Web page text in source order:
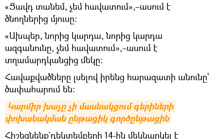
«Ցավդ տանեմ, չեմ հավատում»,–ասում է
ծնողներից մյուսը։
«Ախպեր, նորից կարդա, նորից կարդա
ազգանունը, չեմ հավատում»,–ասում է
տղամարդկանցից մեկը։
Հավաքվածները լսելով իրենց հարազատի անունը՝
ծափահարում են։
Կարմիր խաչը չի մասնակցում գերիների
փոխանակման ընթացիկ գործընթացին
Հիշեցնենք`դեկտեմբերի 14-ին մեկնարկել է